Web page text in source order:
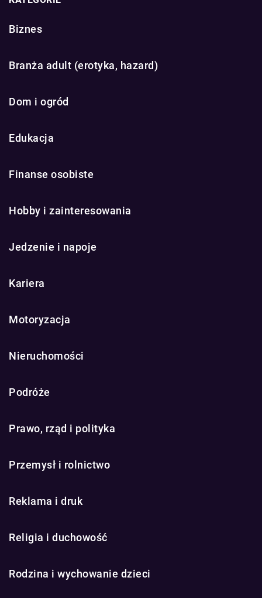
Biznes
Branża adult (erotyka, hazard)
Dom i ogród
Edukacja
Finanse osobiste
Hobby i zainteresowania
Jedzenie i napoje
Kariera
Motoryzacja
Nieruchomości
Podróże
Prawo, rząd i polityka
Przemysł i rolnictwo
Reklama i druk
Religia i duchowość
Rodzina i wychowanie dzieci